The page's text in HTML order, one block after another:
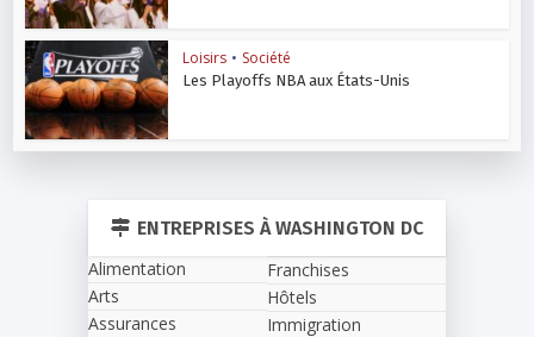
Loisirs • Société
Les Playoffs NBA aux États-Unis
ENTREPRISES À WASHINGTON DC
Alimentation
Arts
Assurances
Franchises
Hôtels
Immigration